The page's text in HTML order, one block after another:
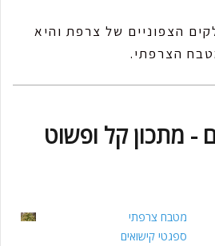
הצפוניים של צרפת והיא
הצרפתי.
- מתכון קל ופשוט
מטבח צרפתי
ספגטי קישואים